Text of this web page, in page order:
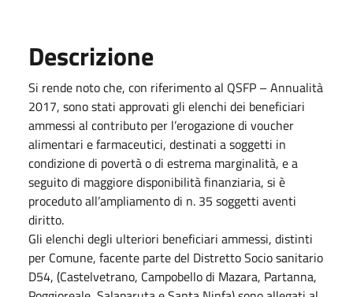
Descrizione
Si rende noto che, con riferimento al QSFP – Annualità
2017, sono stati approvati gli elenchi dei beneficiari
ammessi al contributo per l’erogazione di voucher
alimentari e farmaceutici, destinati a soggetti in
condizione di povertà o di estrema marginalità, e a
seguito di maggiore disponibilità finanziaria, si è
proceduto all’ampliamento di n. 35 soggetti aventi
diritto.
Gli elenchi degli ulteriori beneficiari ammessi, distinti
per Comune, facente parte del Distretto Socio sanitario
D54, (Castelvetrano, Campobello di Mazara, Partanna,